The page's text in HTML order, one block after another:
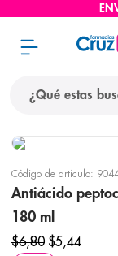
Código de artículo:
Antiácido
180 ml
$6,80 $5,44
términos
protector solar
2. pañales
3. eucerin